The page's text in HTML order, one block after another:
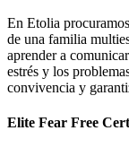
En Etolia
de una familia
aprender a
estrés y los
convivencia y
Elite Fear Free